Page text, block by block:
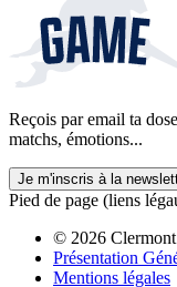
Reçois par email ta
matchs, émotions...
Je m'inscris à la
Pied de page (liens
© 2026
Présentation
Mentions légales